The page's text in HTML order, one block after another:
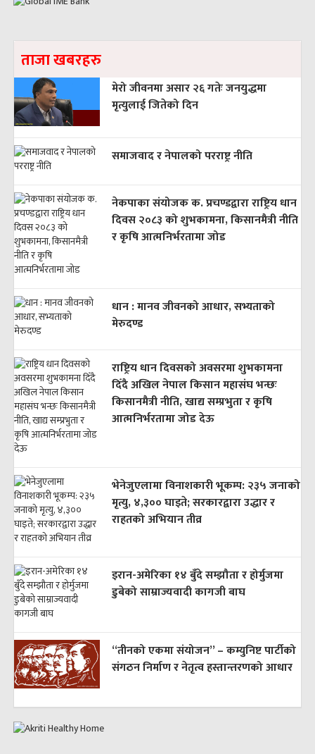
ताजा खबरहरु
मेरो जीवनमा असार २६ गतेः जनयुद्धमा
मृत्युलाई जितेको दिन
समाजवाद र नेपालको परराष्ट्र नीति
नेकपाका संयोजक क. प्रचण्डद्वारा राष्ट्रिय धान
दिवस २०८३ को शुभकामना, किसानमैत्री नीति
र कृषि आत्मनिर्भरतामा जोड
धान : मानव जीवनको आधार, सभ्यताको
मेरुदण्ड
राष्ट्रिय धान दिवसको अवसरमा शुभकामना
दिँदै अखिल नेपाल किसान महासंघ भन्छः
किसानमैत्री नीति, खाद्य सम्प्रभुता र कृषि
आत्मनिर्भरतामा जोड देऊ
भेनेजुएलामा विनाशकारी भूकम्प: २३५ जनाको
मृत्यु, ४,३०० घाइते; सरकारद्वारा उद्धार र
राहतको अभियान तीव्र
इरान-अमेरिका १४ बुँदे सम्झौता र होर्मुजमा
डुबेको साम्राज्यवादी कागजी बाघ
“तीनको एकमा संयोजन” – कम्युनिष्ट पार्टीको
संगठन निर्माण र नेतृत्व हस्तान्तरणको आधार